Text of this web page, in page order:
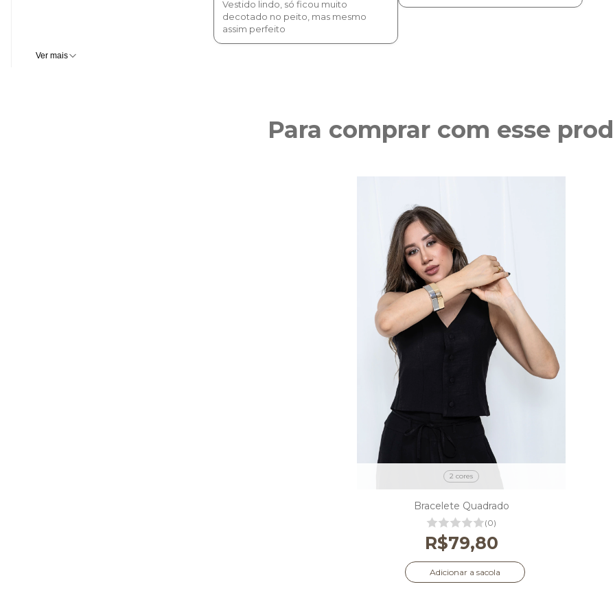
Vestido lindo, só ficou muito
decotado no peito, mas mesmo
assim perfeito
mais justo e deu certo.
Ver mais
Para comprar com esse
2 cores
Bracelete Quadrado
(0)
R$79,80
Adicionar a sacola